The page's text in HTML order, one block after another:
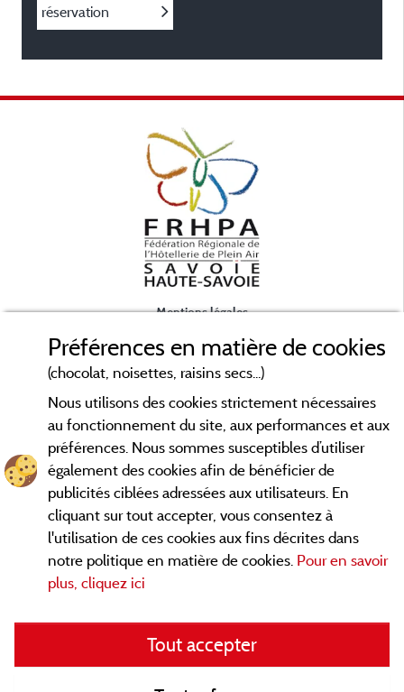
réservation
Mentions légales
Contact
CGV
Les meilleurs campings en Savoie. Consultez les fiches de nos
adhérents et découvrez nos meilleures offres en Chartreuse,
en Maurienne, Génévois, des lacs d'Aiguebelette, Annecy,
Léman et Le Bourget... informez vous directement ici en ligne
avant de contacter le camping pour réserver votre séjour
Faites vous votre propre idée du camping, au pied d'un lac, en
famille, avec vos animaux de compagnie, enVTT/Velo, sous la
tente, en camping car, dans un mobil home ou même de
Préférences en matière de cookies
(chocolat, noisettes, raisins secs...)
Nous utilisons des cookies strictement nécessaires
au fonctionnement du site, aux performances et aux
préférences. Nous sommes susceptibles d’utiliser
également des cookies afin de bénéficier de
publicités ciblées adressées aux utilisateurs. En
cliquant sur tout accepter, vous consentez à
l'utilisation de ces cookies aux fins décrites dans
notre politique en matière de cookies. Pour en savoir
plus, cliquez ici
Tout accepter